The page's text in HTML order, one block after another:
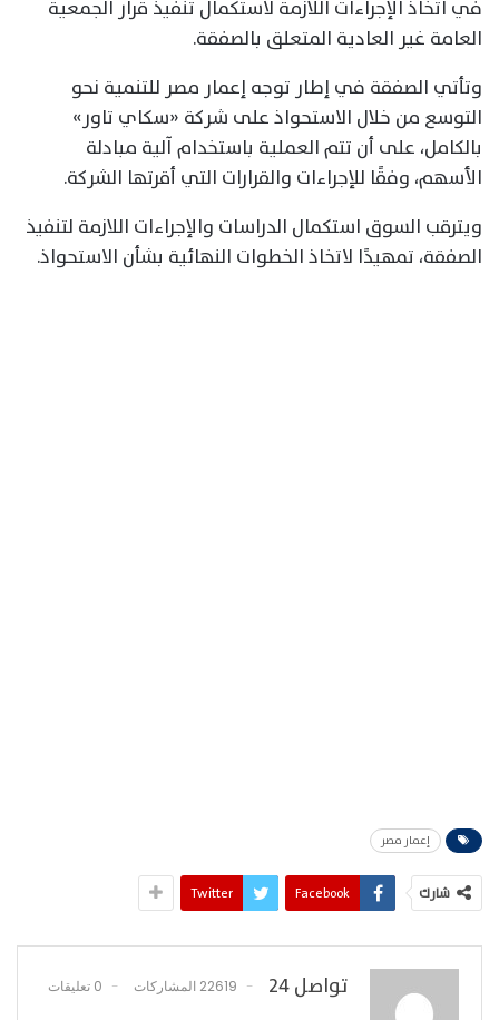
في اتخاذ الإجراءات اللازمة لاستكمال تنفيذ قرار الجمعية
العامة غير العادية المتعلق بالصفقة.
وتأتي الصفقة في إطار توجه إعمار مصر للتنمية نحو
التوسع من خلال الاستحواذ على شركة «سكاي تاور»
بالكامل، على أن تتم العملية باستخدام آلية مبادلة
الأسهم، وفقًا للإجراءات والقرارات التي أقرتها الشركة.
ويترقب السوق استكمال الدراسات والإجراءات اللازمة لتنفيذ
الصفقة، تمهيدًا لاتخاذ الخطوات النهائية بشأن الاستحواذ.
إعمار مصر
شارك Facebook
Twitter
تواصل 24 22619 المشاركات 0 تعليقات